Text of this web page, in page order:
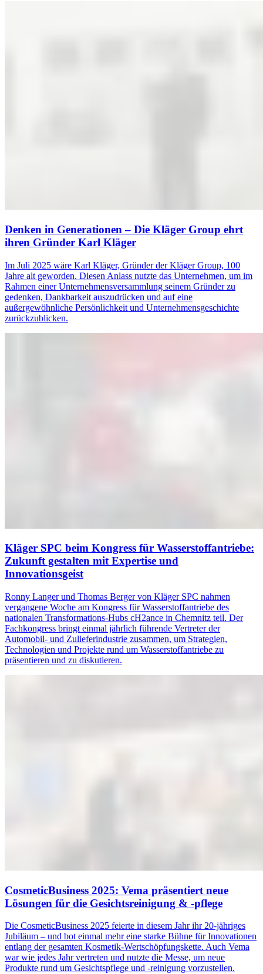
Denken in Generationen – Die Kläger Group ehrt
ihren Gründer Karl Kläger
Im Juli 2025 wäre Karl Kläger, Gründer der Kläger Group, 100
Jahre alt geworden. Diesen Anlass nutzte das Unternehmen, um im
Rahmen einer Unternehmensversammlung seinem Gründer zu
gedenken, Dankbarkeit auszudrücken und auf eine
außergewöhnliche Persönlichkeit und Unternehmensgeschichte
zurückzublicken.
Kläger SPC beim Kongress für Wasserstoffantriebe:
Zukunft gestalten mit Expertise und
Innovationsgeist
Ronny Langer und Thomas Berger von Kläger SPC nahmen
vergangene Woche am Kongress für Wasserstoffantriebe des
nationalen Transformations-Hubs cH2ance in Chemnitz teil. Der
Fachkongress bringt einmal jährlich führende Vertreter der
Automobil- und Zulieferindustrie zusammen, um Strategien,
Technologien und Projekte rund um Wasserstoffantriebe zu
präsentieren und zu diskutieren.
CosmeticBusiness 2025: Vema präsentiert neue
Lösungen für die Gesichtsreinigung & -pflege
Die CosmeticBusiness 2025 feierte in diesem Jahr ihr 20-jähriges
Jubiläum – und bot einmal mehr eine starke Bühne für Innovationen
entlang der gesamten Kosmetik-Wertschöpfungskette. Auch Vema
war wie jedes Jahr vertreten und nutzte die Messe, um neue
Produkte rund um Gesichtspflege und -reinigung vorzustellen.